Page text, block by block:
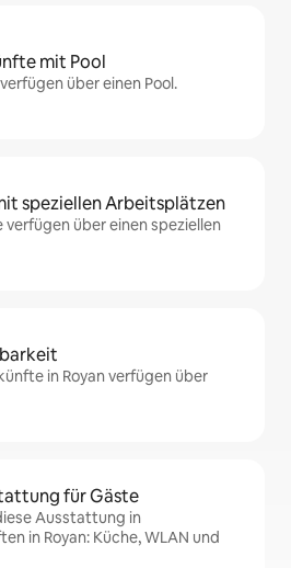
mit Pool
über einen Pool.
speziellen Arbeitsplätzen
über einen speziellen
in Royan verfügen über
für Gäste
Ausstattung in
in Royan: Küche, WLAN und